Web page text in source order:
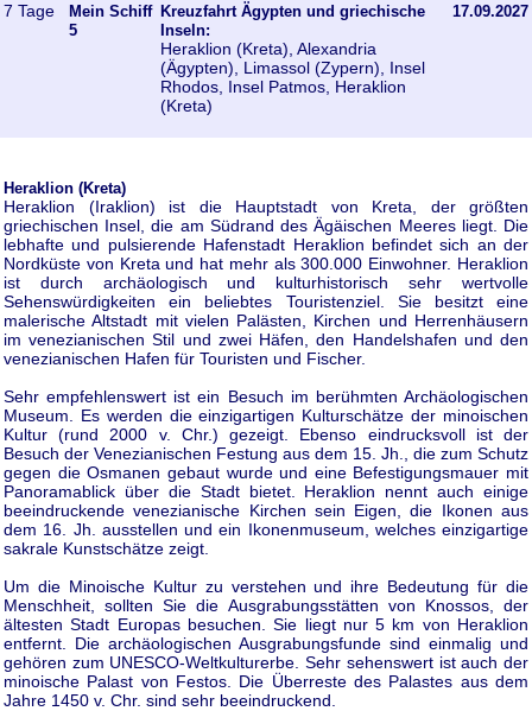
7 Tage
Mein Schiff
5
Kreuzfahrt Ägypten und griechische
Inseln:
Heraklion (Kreta), Alexandria
(Ägypten), Limassol (Zypern), Insel
Rhodos, Insel Patmos, Heraklion
(Kreta)
17.09.2027
Heraklion (Kreta)
Heraklion (Iraklion) ist die Hauptstadt von Kreta, der größten
griechischen Insel, die am Südrand des Ägäischen Meeres liegt. Die
lebhafte und pulsierende Hafenstadt Heraklion befindet sich an der
Nordküste von Kreta und hat mehr als 300.000 Einwohner. Heraklion
ist durch archäologisch und kulturhistorisch sehr wertvolle
Sehenswürdigkeiten ein beliebtes Touristenziel. Sie besitzt eine
malerische Altstadt mit vielen Palästen, Kirchen und Herrenhäusern
im venezianischen Stil und zwei Häfen, den Handelshafen und den
venezianischen Hafen für Touristen und Fischer.
Sehr empfehlenswert ist ein Besuch im berühmten Archäologischen
Museum. Es werden die einzigartigen Kulturschätze der minoischen
Kultur (rund 2000 v. Chr.) gezeigt. Ebenso eindrucksvoll ist der
Besuch der Venezianischen Festung aus dem 15. Jh., die zum Schutz
gegen die Osmanen gebaut wurde und eine Befestigungsmauer mit
Panoramablick über die Stadt bietet. Heraklion nennt auch einige
beeindruckende venezianische Kirchen sein Eigen, die Ikonen aus
dem 16. Jh. ausstellen und ein Ikonenmuseum, welches einzigartige
sakrale Kunstschätze zeigt.
Um die Minoische Kultur zu verstehen und ihre Bedeutung für die
Menschheit, sollten Sie die Ausgrabungsstätten von Knossos, der
ältesten Stadt Europas besuchen. Sie liegt nur 5 km von Heraklion
entfernt. Die archäologischen Ausgrabungsfunde sind einmalig und
gehören zum UNESCO-Weltkulturerbe. Sehr sehenswert ist auch der
minoische Palast von Festos. Die Überreste des Palastes aus dem
Jahre 1450 v. Chr. sind sehr beeindruckend.